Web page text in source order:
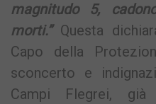
magnitudo 5,
morti.”Questa
Capo della
sconcerto e
Campi Flegrei,